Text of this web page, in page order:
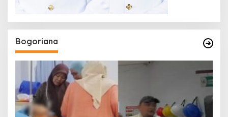
Bogoriana